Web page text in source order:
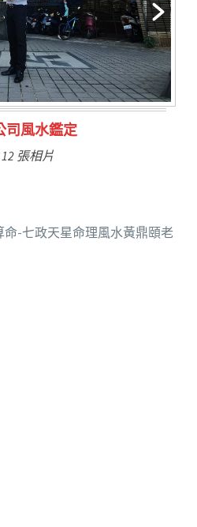
量子生基造命
6 張相片
-七政天星命理風水黃鼎頤老